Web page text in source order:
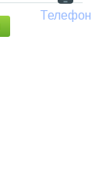
Телефон